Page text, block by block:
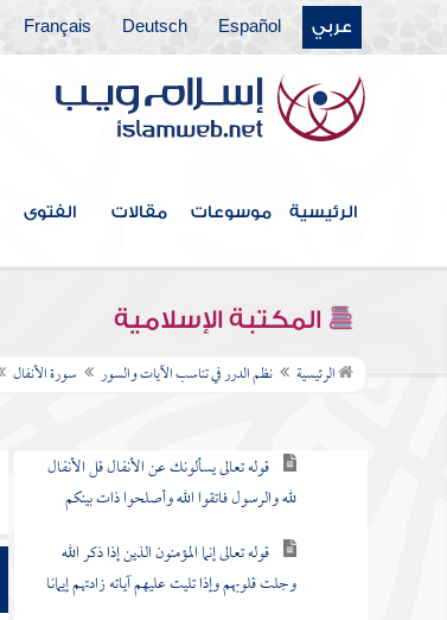
عربي Español
Deutsch
Français
الرئيسية موسوعات مقالات الفتوى
المكتبة الإسلامية
الرئيسية نظم الدرر في تناسب الآيات والسور سورة الأنفال
سورة البقرة
سورة آل عمران
سورة النساء
سورة " المائدة
سورة الأنعام
سورة الأعراف
سورة الأنفال
قوله تعالى يسألونك عن الأنفال قل الأنفال
لله والرسول فاتقوا الله وأصلحوا ذات بينكم
قوله تعالى إنما المؤمنون الذين إذا ذكر الله
وجلت قلوبهم وإذا تليت عليهم آياته زادتهم إيمانا